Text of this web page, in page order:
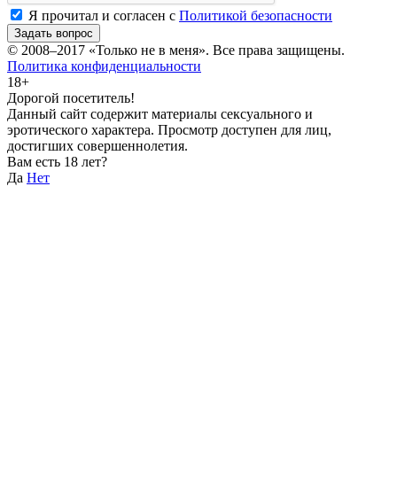
Я прочитал и согласен с Политикой безопасности
Задать вопрос
© 2008–2017 «Только не в меня». Все права защищены.
Политика конфиденциальности
18+
Дорогой посетитель!
Данный сайт содержит материалы сексуального и
эротического характера. Просмотр доступен для лиц,
достигших совершеннолетия.
Вам есть 18 лет?
Да Нет